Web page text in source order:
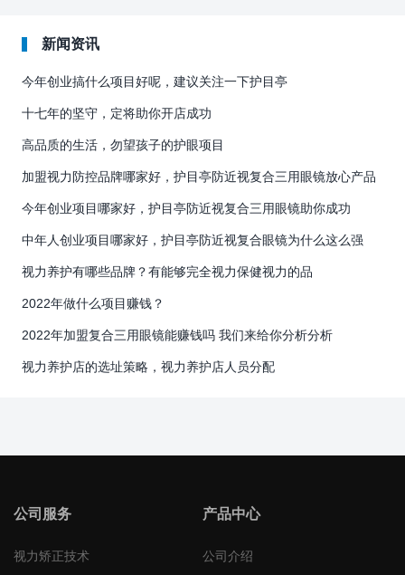
新闻资讯
今年创业搞什么项目好呢，建议关注一下护目亭
十七年的坚守，定将助你开店成功
高品质的生活，勿望孩子的护眼项目
加盟视力防控品牌哪家好，护目亭防近视复合三用眼镜放心产品
今年创业项目哪家好，护目亭防近视复合三用眼镜助你成功
中年人创业项目哪家好，护目亭防近视复合眼镜为什么这么强
视力养护有哪些品牌？有能够完全视力保健视力的品
2022年做什么项目赚钱？
2022年加盟复合三用眼镜能赚钱吗 我们来给你分析分析
视力养护店的选址策略，视力养护店人员分配
公司服务
视力矫正技术
产品中心
公司介绍